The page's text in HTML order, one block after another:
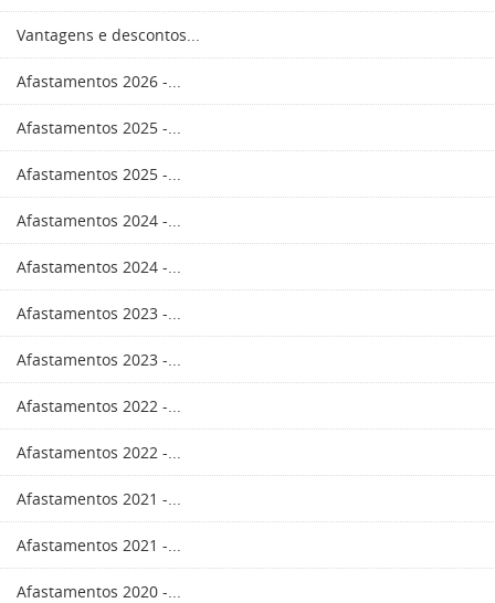
Vantagens e descontos...
Afastamentos 2026 -...
Afastamentos 2025 -...
Afastamentos 2025 -...
Afastamentos 2024 -...
Afastamentos 2024 -...
Afastamentos 2023 -...
Afastamentos 2023 -...
Afastamentos 2022 -...
Afastamentos 2022 -...
Afastamentos 2021 -...
Afastamentos 2021 -...
Afastamentos 2020 -...